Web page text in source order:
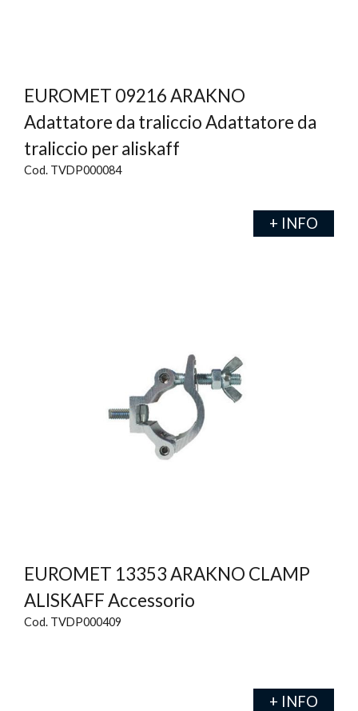
EUROMET 09216 ARAKNO
Adattatore da traliccio Adattatore da
traliccio per aliskaff
Cod. TVDP000084
+ INFO
EUROMET 13353 ARAKNO CLAMP
ALISKAFF Accessorio
Cod. TVDP000409
+ INFO